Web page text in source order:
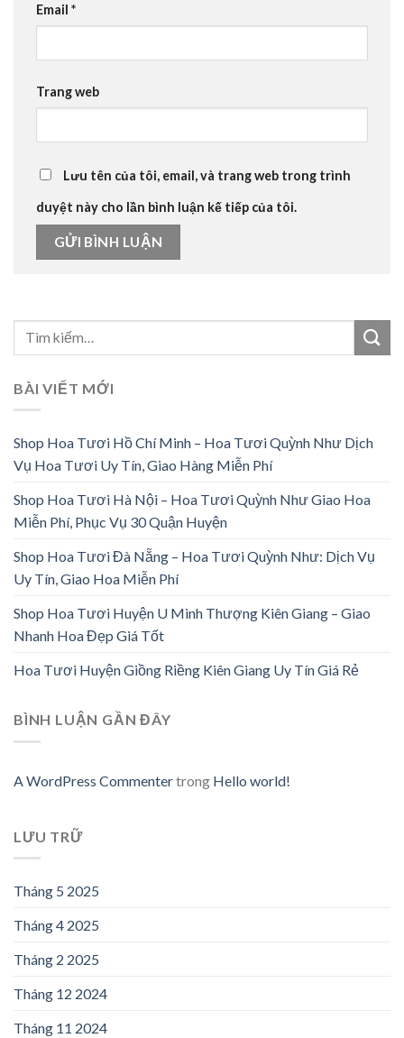
Email *
Trang web
Lưu tên của tôi, email, và trang web trong trình
duyệt này cho lần bình luận kế tiếp của tôi.
BÀI VIẾT MỚI
Shop Hoa Tươi Hồ Chí Minh – Hoa Tươi Quỳnh Như Dịch
Vụ Hoa Tươi Uy Tín, Giao Hàng Miễn Phí
Shop Hoa Tươi Hà Nội – Hoa Tươi Quỳnh Như Giao Hoa
Miễn Phí, Phục Vụ 30 Quận Huyện
Shop Hoa Tươi Đà Nẵng – Hoa Tươi Quỳnh Như: Dịch Vụ
Uy Tín, Giao Hoa Miễn Phí
Shop Hoa Tươi Huyện U Minh Thượng Kiên Giang – Giao
Nhanh Hoa Đẹp Giá Tốt
Hoa Tươi Huyện Giồng Riềng Kiên Giang Uy Tín Giá Rẻ
BÌNH LUẬN GẦN ĐÂY
A WordPress Commentertrong Hello world!
LƯU TRỮ
Tháng 5 2025
Tháng 4 2025
Tháng 2 2025
Tháng 12 2024
Tháng 11 2024